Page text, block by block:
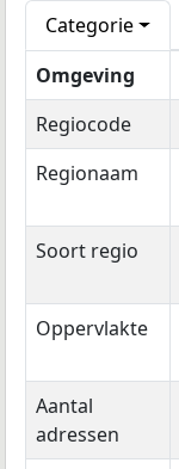
Categorie
Omgeving
Regiocode
Regionaam
Soort regio
Oppervlakte
Aantal
adressen